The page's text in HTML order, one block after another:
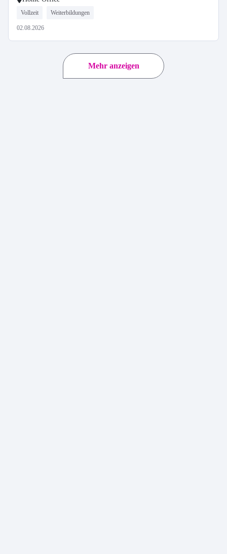
Vollzeit Weiterbildungen
02.08.2026
Mehr anzeigen